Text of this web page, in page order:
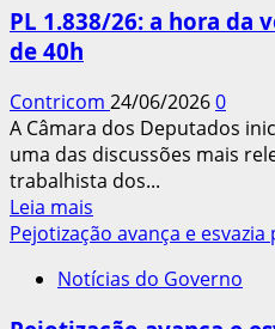
sobre
fim
da
escala
6×1
em
1º
de
julho
PL 1.838/26: a hora da
de 40h
Contricom 24/06/20260
A Câmara dos Deputados
uma das discussões mais
trabalhista dos...
Leia mais
mais
PL
Pejotização avança e
Notícias do Governo